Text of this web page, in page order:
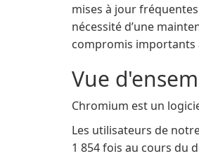
mises à jour
nécessité d’une
compromis importants
Vue
Chromium est un
Les utilisateurs de
1 854 fois au cours du